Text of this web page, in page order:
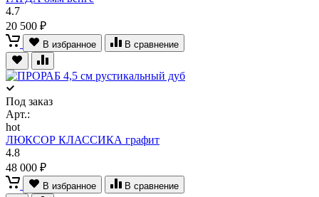
4.7
20 500 ₽
В избранное В сравнение
Под заказ
Арт.:
hot
ЛЮКСОР КЛАССИКА графит
4.8
48 000 ₽
В избранное В сравнение